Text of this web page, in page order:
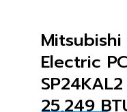
Mitsubishi
Electric
SP24KAL2
25,249